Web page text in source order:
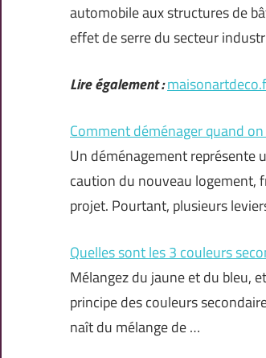
automobile aux structures de
effet de serre du secteur
Lire également :
Comment déménager quand on
Un déménagement représente
caution du nouveau logement,
projet. Pourtant, plusieurs
Quelles sont les 3 couleurs
Mélangez du jaune et du bleu,
principe des couleurs
naît du mélange de …